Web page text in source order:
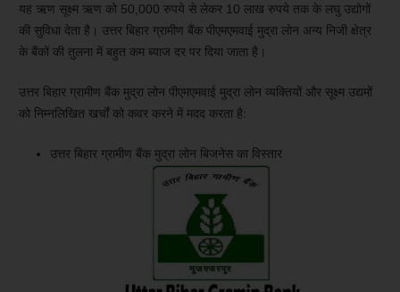
यह ऋण सूक्ष्म ऋण को 50,000 रुपये से लेकर 10 लाख रुपये तक के लघु उद्योगों
की सुविधा देता है। उत्तर बिहार ग्रामीण बैंक पीएमएमवाई मुद्रा लोन अन्य निजी क्षेत्र
के बैंकों की तुलना में बहुत कम ब्याज दर पर दिया जाता है।
उत्तर बिहार ग्रामीण बैंक मुद्रा लोन पीएमएमवाई मुद्रा लोन व्यक्तियों और सूक्ष्म उद्यमों
को निम्नलिखित खर्चों को कवर करने में मदद करता है:
उत्तर बिहार ग्रामीण बैंक मुद्रा लोन बिजनेस का विस्तार